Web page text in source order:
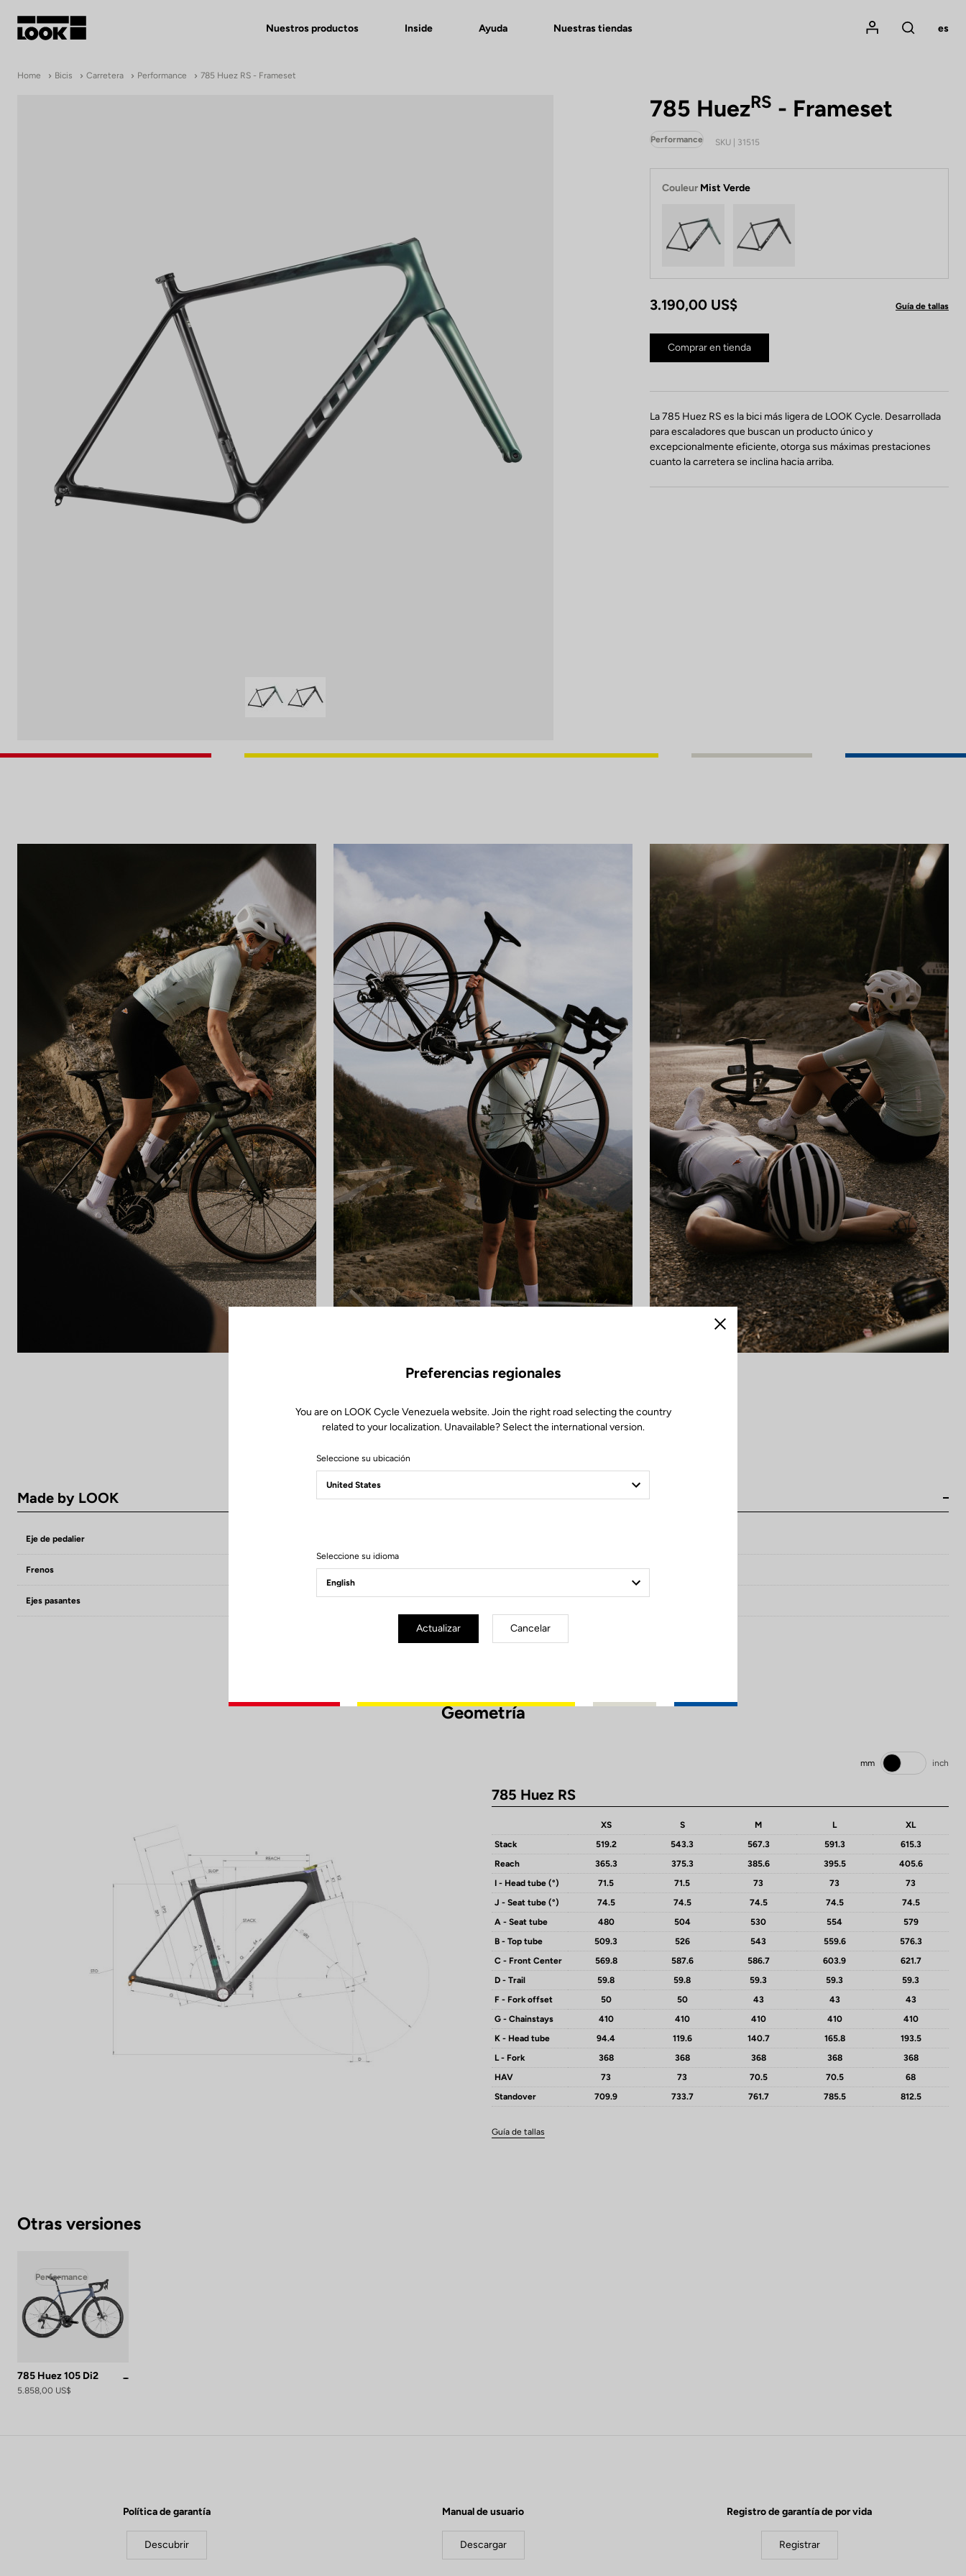
Nuestros productos Inside Ayuda Nuestras tiendas
Mon compte
Rechercher
es
Home Bicis Carretera Performance 785 Huez RS - Frameset
785 HuezRS - Frameset
Performance SKU | 31515
Couleur Mist Verde
3.190,00 US$ Guía de tallas
Comprar en tienda
La 785 Huez RS es la bici más ligera de LOOK Cycle. Desarrollada
para escaladores que buscan un producto único y
excepcionalmente eficiente, otorga sus máximas prestaciones
cuanto la carretera se inclina hacia arriba.
Especificaciones técnicas
Made by LOOK
Eje de pedalier
Frenos Flat Mount 140 mm
Ejes pasantes
Geometría
mm inch
785 Huez RS
XS S M L
XL
Stack
519.2 543.3 567.3 591.3
615.3
Reach
365.3 375.3 385.6 395.5
405.6
I - Head tube (°)
71.5 71.5 73 73
73
J - Seat tube (°)
74.5 74.5 74.5 74.5
74.5
A - Seat tube
480 504 530 554
579
B - Top tube
509.3 526 543 559.6
576.3
C - Front Center
569.8 587.6 586.7 603.9
621.7
D - Trail
59.8 59.8 59.3 59.3
59.3
F - Fork offset
50 50 43 43
43
G - Chainstays
410 410 410 410
410
K - Head tube
94.4 119.6 140.7 165.8
193.5
L - Fork
368 368 368 368
368
HAV
73 73 70.5 70.5
68
Standover
709.9 733.7 761.7 785.5 812.5
Guía de tallas
Otras versiones
Performance
785 Huez 105 Di2
5.858,00 US$
Política de garantía
Descubrir
Manual de usuario
Descargar
Registro de garantía de por vida
Registrar
Cerrar
Preferencias regionales
You are on LOOK Cycle Venezuela website. Join the right road selecting the country
related to your localization. Unavailable? Select the international version.
Seleccione su ubicación
Seleccione su idioma
Actualizar Cancelar